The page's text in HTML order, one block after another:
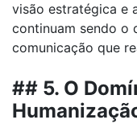
visão estratégica e
continuam sendo o
comunicação que
## 5. O